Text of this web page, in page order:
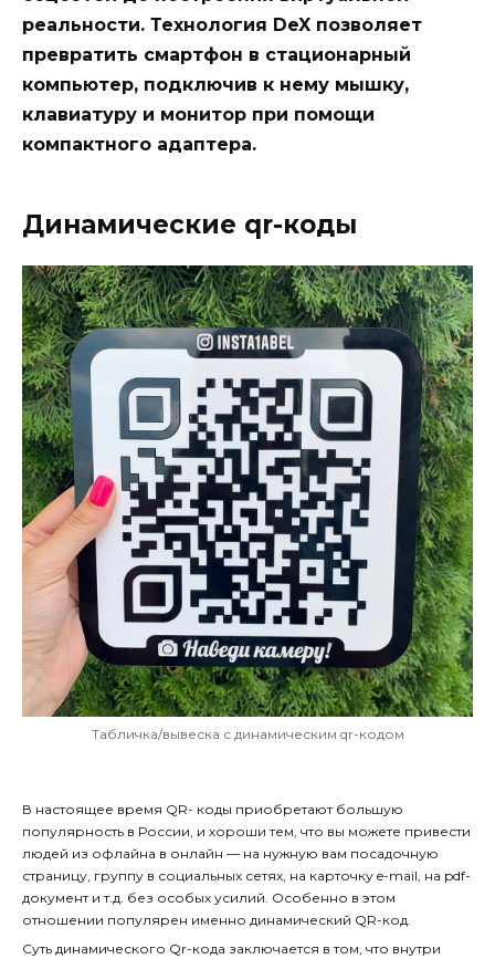
реальности. Технология DeX позволяет
превратить смартфон в стационарный
компьютер, подключив к нему мышку,
клавиатуру и монитор при помощи
компактного адаптера.
Динамические qr-коды
Табличка/вывеска с динамическим qr-кодом
В настоящее время QR- коды приобретают большую
популярность в России, и хороши тем, что вы можете привести
людей из офлайна в онлайн — на нужную вам посадочную
страницу, группу в социальных сетях, на карточку e-mail, на pdf-
документ и т.д. без особых усилий. Особенно в этом
отношении популярен именно динамический QR-код.
Суть динамического Qr-кода заключается в том, что внутри